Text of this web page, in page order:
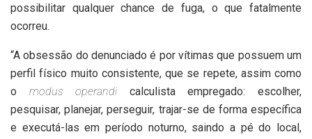
possibilitar qualquer chance de fuga, o que fatalmente
ocorreu.
“A obsessão do denunciado é por vítimas que possuem um
perfil físico muito consistente, que se repete, assim como
o modus operandi calculista empregado: escolher,
pesquisar, planejar, perseguir, trajar-se de forma específica
e executá-las em período noturno, saindo a pé do local,